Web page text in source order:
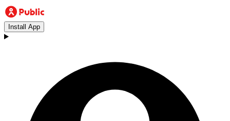
Install App